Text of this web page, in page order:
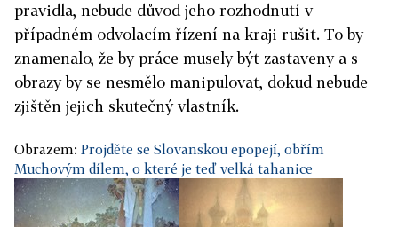
pravidla, nebude důvod jeho rozhodnutí v
případném odvolacím řízení na kraji rušit. To by
znamenalo, že by práce musely být zastaveny a s
obrazy by se nesmělo manipulovat, dokud nebude
zjištěn jejich skutečný vlastník.
Obrazem: Projděte se Slovanskou epopejí, obřím
Muchovým dílem, o které je teď velká tahanice